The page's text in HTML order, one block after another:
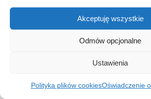
Akceptuję wszystkie
Odmów opcjonalne
Ustawienia
Polityka plików cookiesOświadczenie
demonstracja znieczulenia
dookostnowego,
poprawa przewidywalności